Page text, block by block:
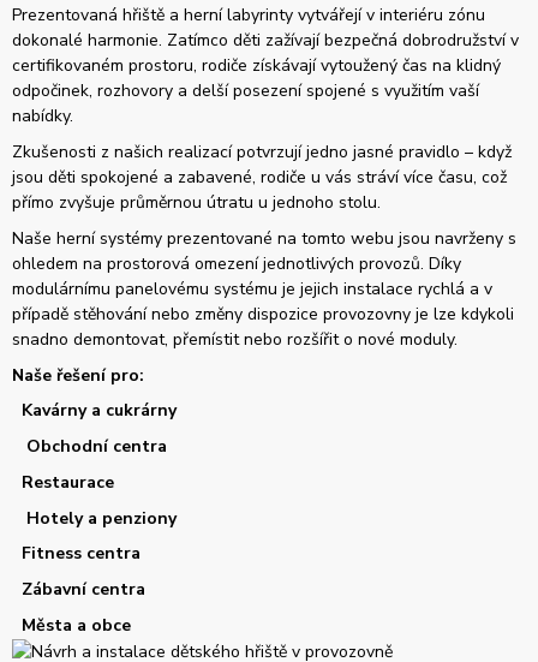
Prezentovaná hřiště a herní labyrinty vytvářejí v interiéru zónu
dokonalé harmonie. Zatímco děti zažívají bezpečná dobrodružství v
certifikovaném prostoru, rodiče získávají vytoužený čas na klidný
odpočinek, rozhovory a delší posezení spojené s využitím vaší
nabídky.
Zkušenosti z našich realizací potvrzují jedno jasné pravidlo – když
jsou děti spokojené a zabavené, rodiče u vás stráví více času, což
přímo zvyšuje průměrnou útratu u jednoho stolu.
Naše herní systémy prezentované na tomto webu jsou navrženy s
ohledem na prostorová omezení jednotlivých provozů. Díky
modulárnímu panelovému systému je jejich instalace rychlá a v
případě stěhování nebo změny dispozice provozovny je lze kdykoli
snadno demontovat, přemístit nebo rozšířit o nové moduly.
Naše řešení pro:
Kavárny a cukrárny
Obchodní centra
Restaurace
Hotely a penziony
Fitness centra
Zábavní centra
Města a obce